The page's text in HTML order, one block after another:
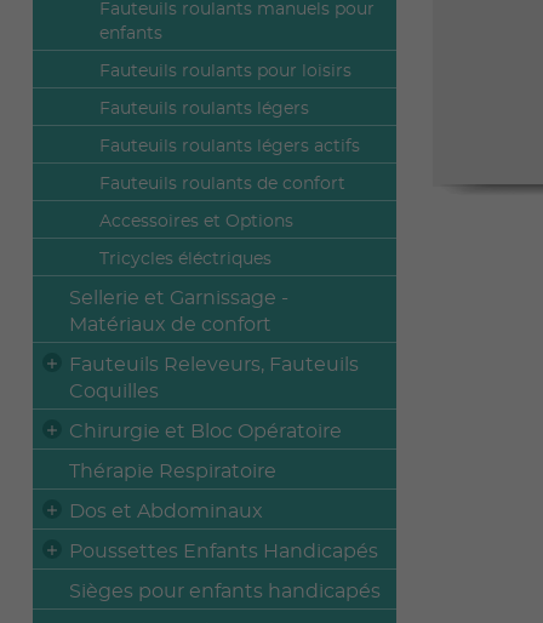
Fauteuils roulants manuels pour
enfants
Fauteuils roulants pour loisirs
Fauteuils roulants légers
Fauteuils roulants légers actifs
Fauteuils roulants de confort
Accessoires et Options
Tricycles éléctriques
Sellerie et Garnissage -
Matériaux de confort
Fauteuils Releveurs, Fauteuils
Coquilles
Chirurgie et Bloc Opératoire
Thérapie Respiratoire
Dos et Abdominaux
Poussettes Enfants Handicapés
Sièges pour enfants handicapés